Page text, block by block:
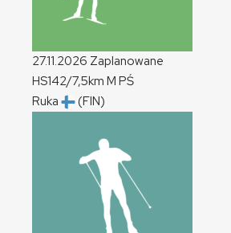
27.11.2026 Zaplanowane
HS142/7,5km M PŚ
Ruka
(FIN)